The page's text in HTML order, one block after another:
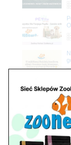
Znajdź nas
Adres
05-120 Legionowo
ul. Piłsudskiego 31,